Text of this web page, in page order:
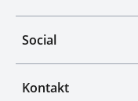
Social
Kontakt